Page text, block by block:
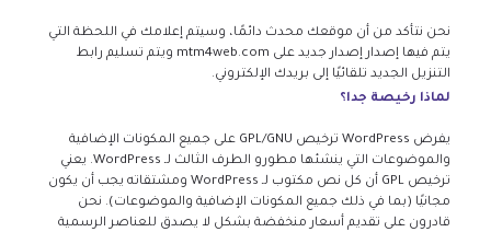
نحن نتأكد من أن موقعك محدث دائمًا، وسيتم إعلامك في اللحظة التي
يتم فيها إصدار إصدار جديد على mtm4web.com ويتم تسليم رابط
التنزيل الجديد تلقائيًا إلى بريدك الإلكتروني.
لماذا رخيصة جدا؟
يفرض WordPress ترخيص GPL/GNU على جميع المكونات الإضافية
والموضوعات التي ينشئها مطورو الطرف الثالث لـ WordPress. يعني
ترخيص GPL أن كل نص مكتوب لـ WordPress ومشتقاته يجب أن يكون
مجانيًا (بما في ذلك جميع المكونات الإضافية والموضوعات). نحن
قادرون على تقديم أسعار منخفضة بشكل لا يصدق للعناصر الرسمية